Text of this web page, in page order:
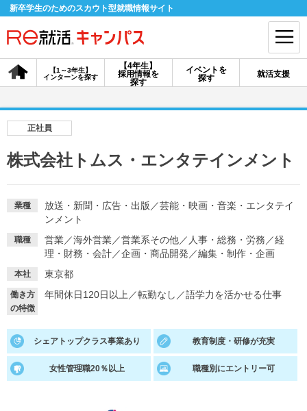
新卒学生のためのスカウト型就職情報サイト
【4年生】
採用情報を
探す
【1～3年生】
インターンを探す
イベントを
探す
就活支援
会員登録 ログイン
採用情報を探す
説明会を探す
インターンを探す
イベントを探す スカウト お知らせ
就活ノウハウ・サポート
就活支援 就活コラム
適職診断 就活チャンネル
正社員
株式会社トムス・エンタテインメント
業種 放送・新聞・広告・出版 ／芸能・映画・音楽・エンタテイ
ンメント
職種 営業／海外営業／営業系その他／ 人事・総務・労務 ／経
理・財務・会計／企画・商品開発 ／編集・制作・企画
本社 東京都
働き方
の特徴
年間休日120日以上 ／転勤なし ／語学力を活かせる仕事
シェアトップクラス事業あり 教育制度・研修が充実
女性管理職20％以上 職種別にエントリー可